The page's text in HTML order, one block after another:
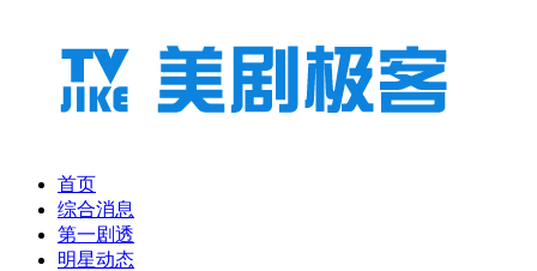
首页
综合消息
第一剧透
明星动态